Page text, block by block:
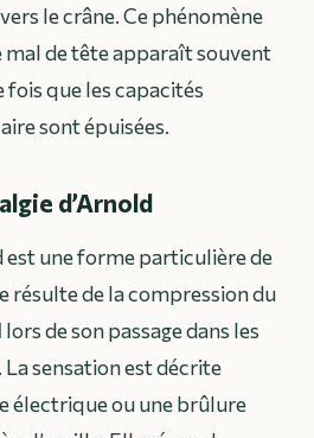
le crâne. Ce phénomène
de tête apparaît souvent
fois que les capacités
sont épuisées.
d’Arnold
est une forme particulière de
résulte de la compression du
lors de son passage dans les
sensation est décrite
électrique ou une brûlure